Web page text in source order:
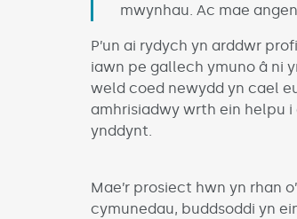
mwynhau. Ac mae
P’un ai rydych yn arddwr
iawn pe gallech ymuno â ni
weld coed newydd yn cael
amhrisiadwy wrth ein helpu
ynddynt.
Mae’r prosiect hwn yn rhan
cymunedau, buddsoddi yn